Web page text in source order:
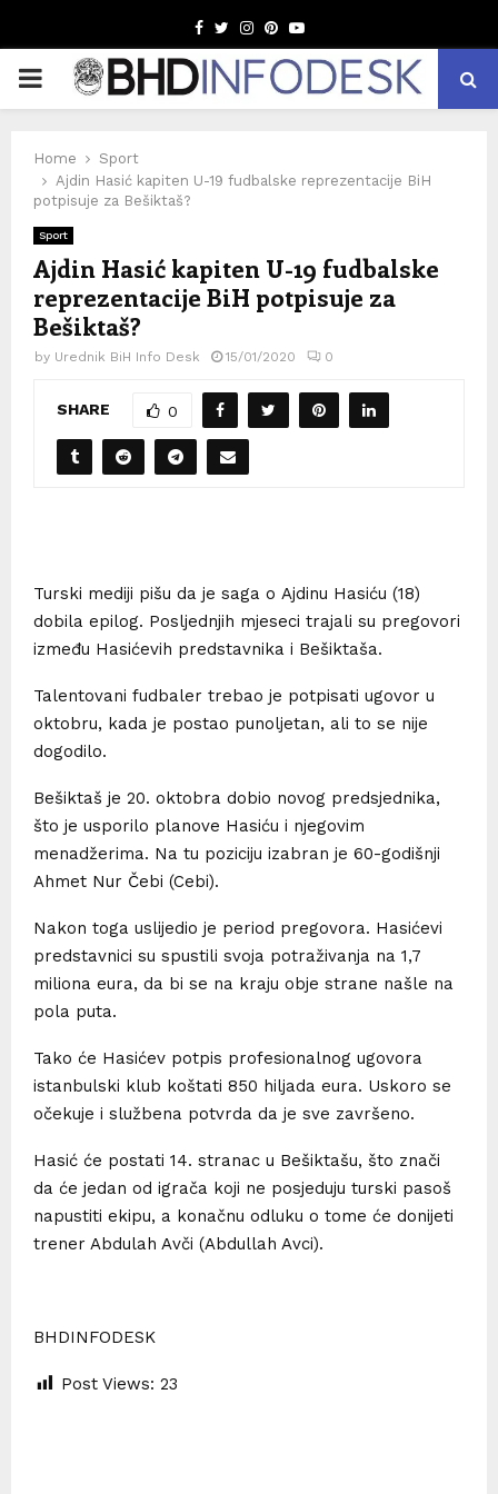
Facebook
TwitterInstagram
Pinterest
Youtube
PRIMARY
Home
Sport
Ajdin Hasić kapiten U-19 fudbalske reprezentacije BiH
potpisuje za Bešiktaš?
Sport
Ajdin Hasić kapiten U-19 fudbalske
reprezentacije BiH potpisuje za
Bešiktaš?
by Urednik BiH Info Desk 15/01/2020 0
SHARE 0
Turski mediji pišu da je saga o Ajdinu Hasiću (18)
dobila epilog. Posljednjih mjeseci trajali su pregovori
između Hasićevih predstavnika i Bešiktaša.
Talentovani fudbaler trebao je potpisati ugovor u
oktobru, kada je postao punoljetan, ali to se nije
dogodilo.
Bešiktaš je 20. oktobra dobio novog predsjednika,
što je usporilo planove Hasiću i njegovim
menadžerima. Na tu poziciju izabran je 60-godišnji
Ahmet Nur Čebi (Cebi).
Nakon toga uslijedio je period pregovora. Hasićevi
predstavnici su spustili svoja potraživanja na 1,7
miliona eura, da bi se na kraju obje strane našle na
pola puta.
Tako će Hasićev potpis profesionalnog ugovora
istanbulski klub koštati 850 hiljada eura. Uskoro se
očekuje i službena potvrda da je sve završeno.
Hasić će postati 14. stranac u Bešiktašu, što znači
da će jedan od igrača koji ne posjeduju turski pasoš
napustiti ekipu, a konačnu odluku o tome će donijeti
trener Abdulah Avči (Abdullah Avci).
BHDINFODESK
Post Views: 23